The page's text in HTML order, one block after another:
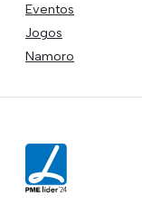
Eventos
Jogos
Namoro